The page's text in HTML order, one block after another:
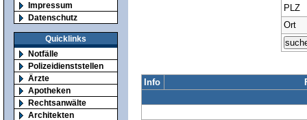
Impressum
Datenschutz
Quicklinks
Notfälle
Polizeidienststellen
Ärzte
Apotheken
Rechtsanwälte
Architekten
PLZ
Ort
Info